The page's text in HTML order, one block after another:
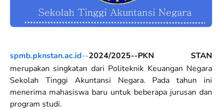
spmb.pknstan.ac.id--2024/2025--PKN STAN
merupakan singkatan dari Politeknik Keuangan Negara
Sekolah Tinggi Akuntansi Negara. Pada tahun ini
menerima mahasiswa baru untuk beberapa jurusan dan
program studi.